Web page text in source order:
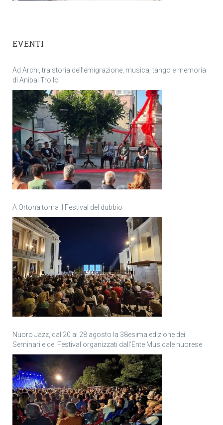
EVENTI
Ad Archi, tra storia dell’emigrazione, musica, tango e memoria
di Anìbal Troilo
A Ortona torna il Festival del dubbio
Nuoro Jazz, dal 20 al 28 agosto la 38esima edizione dei
Seminari e del Festival organizzati dall’Ente Musicale nuorese